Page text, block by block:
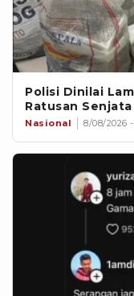
Polisi Dinilai
Ratusan
Nasional 8/08/2026 -